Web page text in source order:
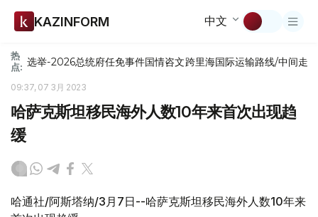
KAZINFORM 中文
热
点: 选举-2026总统府任免事件国情咨文跨里海国际运输路线/中间走廊
09:37, 07 3月 2023
哈萨克斯坦移民海外人数10年来首次出现趋
缓
哈通社/阿斯塔纳/3月7日--哈萨克斯坦移民海外人数10年来